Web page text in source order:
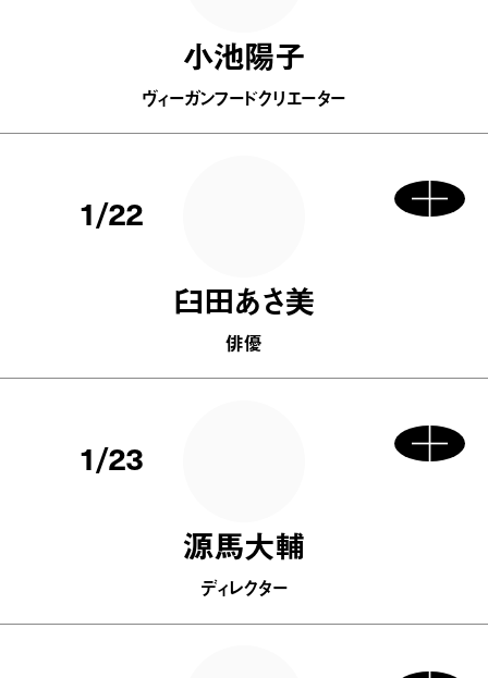
小池陽子
ヴィーガンフードクリエーター
1/22
臼田あさ美
俳優
1/23
源馬大輔
ディレクター